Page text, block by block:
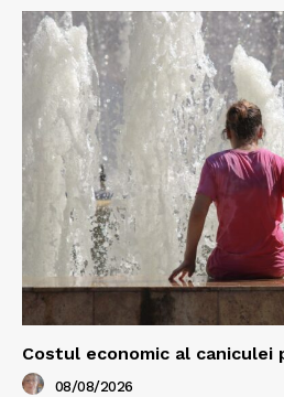
Costul economic al caniculei
08/08/2026